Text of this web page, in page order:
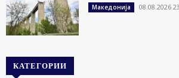
Македонија 08.08.2026
КАТЕГОРИИ